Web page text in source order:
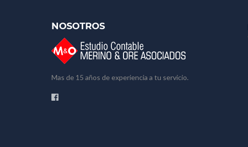
NOSOTROS
Mas de 15 años de experiencia a tu servicio.